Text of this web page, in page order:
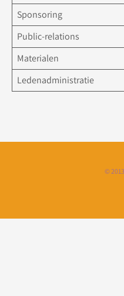
Sponsoring
Public-relations
Materialen
Ledenadministratie
©